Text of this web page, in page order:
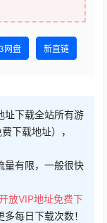
网盘 新直链
址下载全站所有游
下载地址），
有限，一般很快
放VIP地址免费下
每日下载次数！